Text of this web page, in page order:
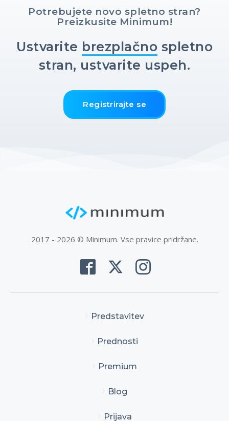
Potrebujete novo spletno stran?
Preizkusite Minimum!
Ustvarite brezplačno spletno
stran, ustvarite uspeh.
Registrirajte se
2017 - 2026 © Minimum. Vse pravice pridržane.
Predstavitev
Prednosti
Premium
Blog
Prijava